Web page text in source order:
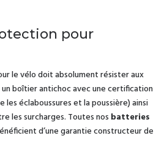
pour
le vélo doit absolument résister aux
boîtier antichoc avec une certification
éclaboussures et la poussière) ainsi
les surcharges. Toutes nos batteries
d’une garantie constructeur de